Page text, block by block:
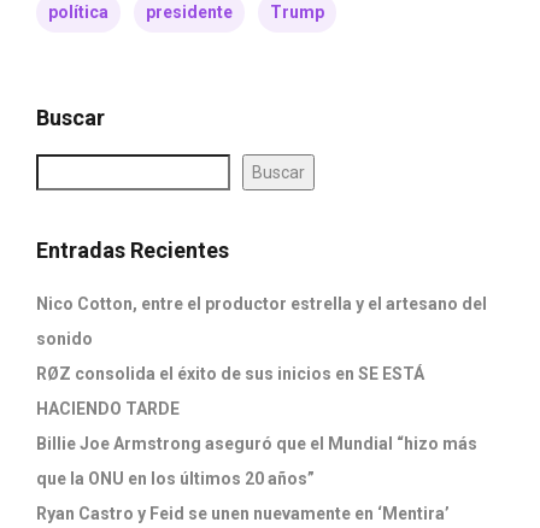
política presidente Trump
Buscar
Buscar
Entradas Recientes
Nico Cotton, entre el productor estrella y el artesano del
sonido
RØZ consolida el éxito de sus inicios en SE ESTÁ
HACIENDO TARDE
Billie Joe Armstrong aseguró que el Mundial “hizo más
que la ONU en los últimos 20 años”
Ryan Castro y Feid se unen nuevamente en ‘Mentira’